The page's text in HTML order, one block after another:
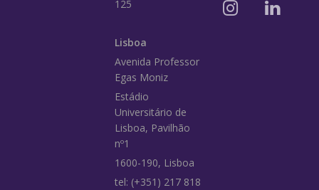
125
Lisboa
Avenida Professor
Egas Moniz
Estádio
Universitário de
Lisboa, Pavilhão
nº1
1600-190, Lisboa
tel: (+351) 217 818